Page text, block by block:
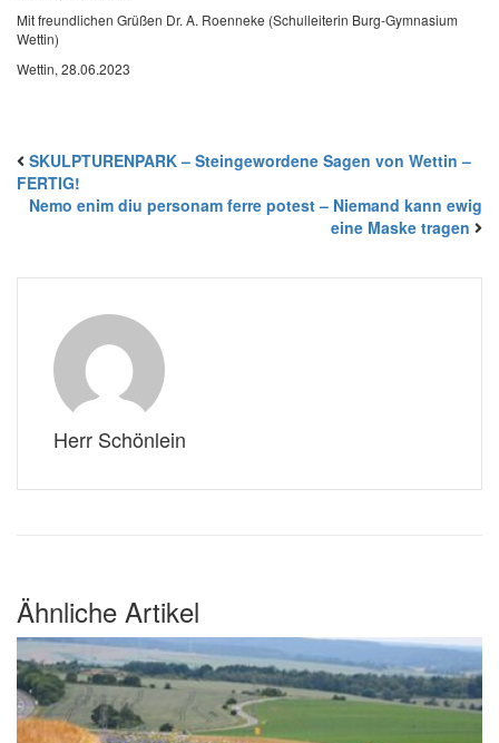
Mit freundlichen Grüßen Dr. A. Roenneke (Schulleiterin Burg-Gymnasium
Wettin)
Wettin, 28.06.2023
SKULPTURENPARK – Steingewordene Sagen von Wettin –
FERTIG!
Nemo enim diu personam ferre potest – Niemand kann ewig
eine Maske tragen
Herr Schönlein
Ähnliche Artikel